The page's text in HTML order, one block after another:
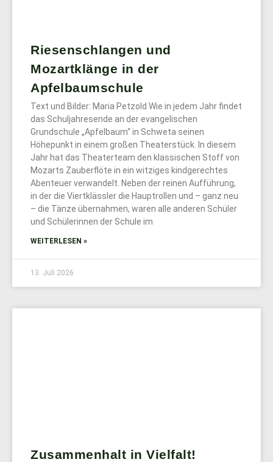
Riesenschlangen und
Mozartklänge in der
Apfelbaumschule
Text und Bilder: Maria Petzold Wie in jedem Jahr findet
das Schuljahresende an der evangelischen
Grundschule „Apfelbaum“ in Schweta seinen
Höhepunkt in einem großen Theaterstück. In diesem
Jahr hat das Theaterteam den klassischen Stoff von
Mozarts Zauberflöte in ein witziges kindgerechtes
Abenteuer verwandelt. Neben der reinen Aufführung,
in der die Viertklässler die Hauptrollen und – ganz neu
– die Tänze übernahmen, waren alle anderen Schüler
und Schülerinnen der Schule im
WEITERLESEN »
13. Juli 2026
Zusammenhalt in Vielfalt!